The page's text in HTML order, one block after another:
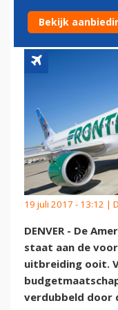
EEN JAAR
19 juli 2017 - 13:12 |
DENVER - De
staat aan de
uitbreiding ooit.
verdubbeld door
Bekijk